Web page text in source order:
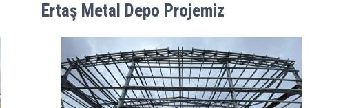
Ertaş Metal Depo Projemiz